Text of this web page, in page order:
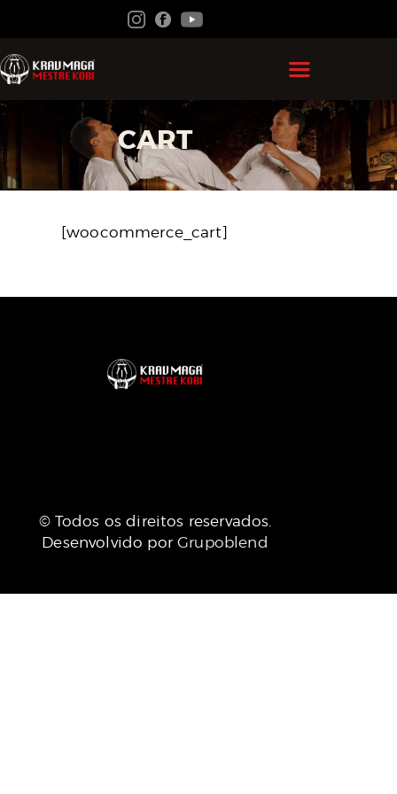
CART
HOME
GRÃO MESTRE KOBI
KRAV MAGA
CONTATO
[woocommerce_cart]
© Todos os direitos reservados.
Desenvolvido porGrupoblend